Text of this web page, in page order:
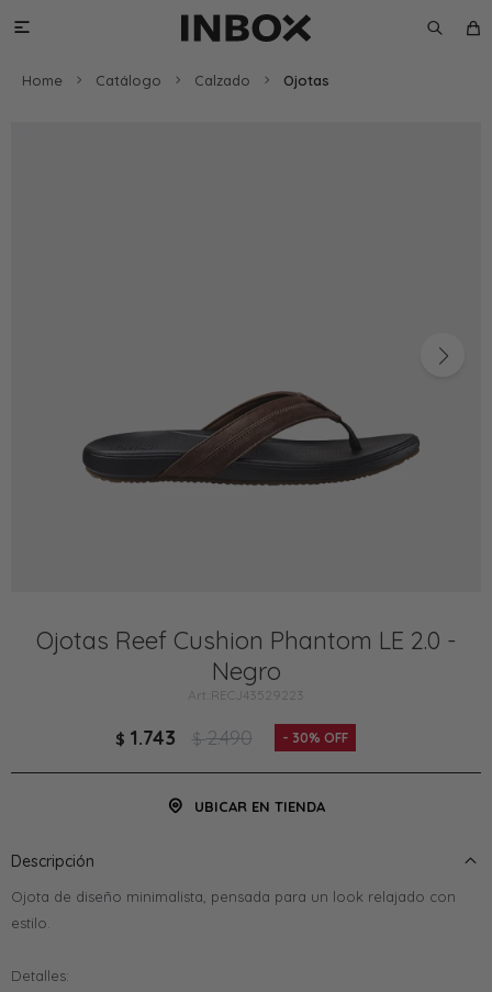

Home Catálogo Calzado Ojotas
Ojotas Reef Cushion Phantom LE 2.0 -
Negro
RECJ43529223
$ 1.743 $ 2.490 30
UBICAR EN TIENDA
Descripción
Ojota de diseño minimalista, pensada para un look relajado con
estilo.
Detalles: